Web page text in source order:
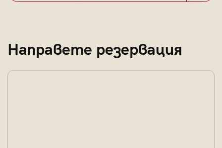
Направете резервация